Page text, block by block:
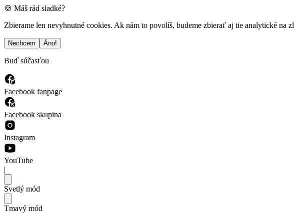
🍪 Máš rád sladké?
Zbierame len nevyhnutné cookies. Ak nám to povolíš, budeme zbierať aj tie analytické na
Nechcem Áno!
Buď súčasťou
Facebook fanpage
Facebook skupina
Instagram
YouTube
|
Svetlý mód
Tmavý mód